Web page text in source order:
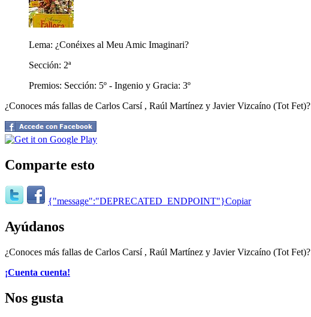
Lema: ¿Conéixes al Meu Amic Imaginari?
Sección: 2ª
Premios: Sección: 5º - Ingenio y Gracia: 3º
¿Conoces más fallas de Carlos Carsí , Raúl Martínez y Javier Vizcaíno (Tot Fet)?
Comparte esto
{"message":"DEPRECATED_ENDPOINT"}Copiar
Ayúdanos
¿Conoces más fallas de Carlos Carsí , Raúl Martínez y Javier Vizcaíno (Tot Fet)?
¡Cuenta cuenta!
Nos gusta